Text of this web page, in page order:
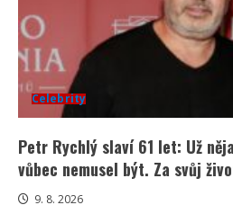
Celebrity
Petr Rychlý slaví 61 let: Už
vůbec nemusel být. Za svůj
9. 8. 2026